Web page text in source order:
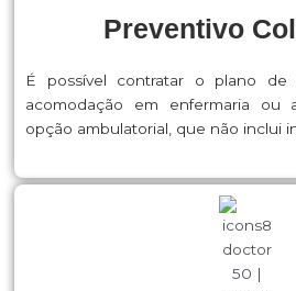
Preventivo
É possível contratar o plano de
acomodação em enfermaria ou
opção ambulatorial, que não inclui